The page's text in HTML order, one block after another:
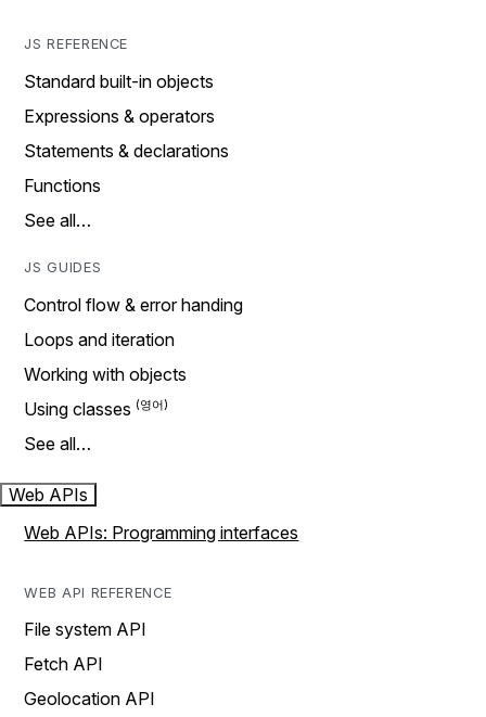
JS REFERENCE
Standard built-in objects
Expressions & operators
Statements & declarations
Functions
See all…
JS GUIDES
Control flow & error handing
Loops and iteration
Working with objects
Using classes
See all…
Web APIs
Web APIs: Programming interfaces
WEB API REFERENCE
File system API
Fetch API
Geolocation API